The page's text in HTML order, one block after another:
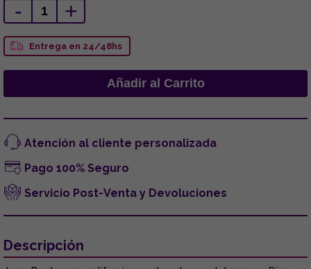
- +
Entrega en 24/48hs
Atención al cliente personalizada
Pago 100% Seguro
Servicio Post-Venta y Devoluciones
Descripción